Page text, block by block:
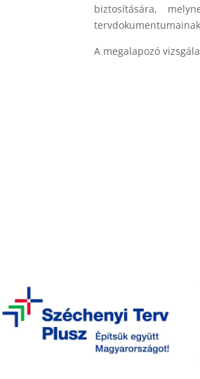
biztosítására,
A megalapozó